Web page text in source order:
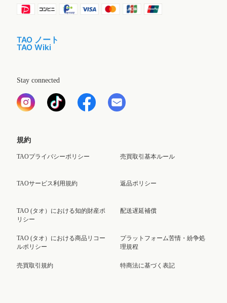
TAO ノート
TAO Wiki
Stay connected
規約
TAOプライバシーポリシー
TAOサービス利用規約
TAO (タオ）における知的財産ポ
リシー
TAO (タオ）における商品リコー
ルポリシー
売買取引規約
売買取引基本ルール
返品ポリシー
配送遅延補償
プラットフォーム苦情・紛争処
理規程
特商法に基づく表記